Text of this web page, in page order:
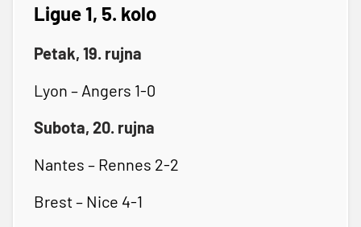
Ligue 1, 5. kolo
Petak, 19. rujna
Lyon – Angers 1-0
Subota, 20. rujna
Nantes – Rennes 2-2
Brest – Nice 4-1